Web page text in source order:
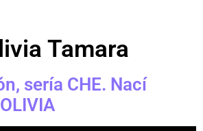
Tamara
sería CHE. Nací